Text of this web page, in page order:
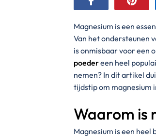
Magnesium is een
Van het ondersteunen
is onmisbaar voor een
poedereen heel
nemen? In dit artikel
tijdstip om magnesium
Waarom is
Magnesium is een